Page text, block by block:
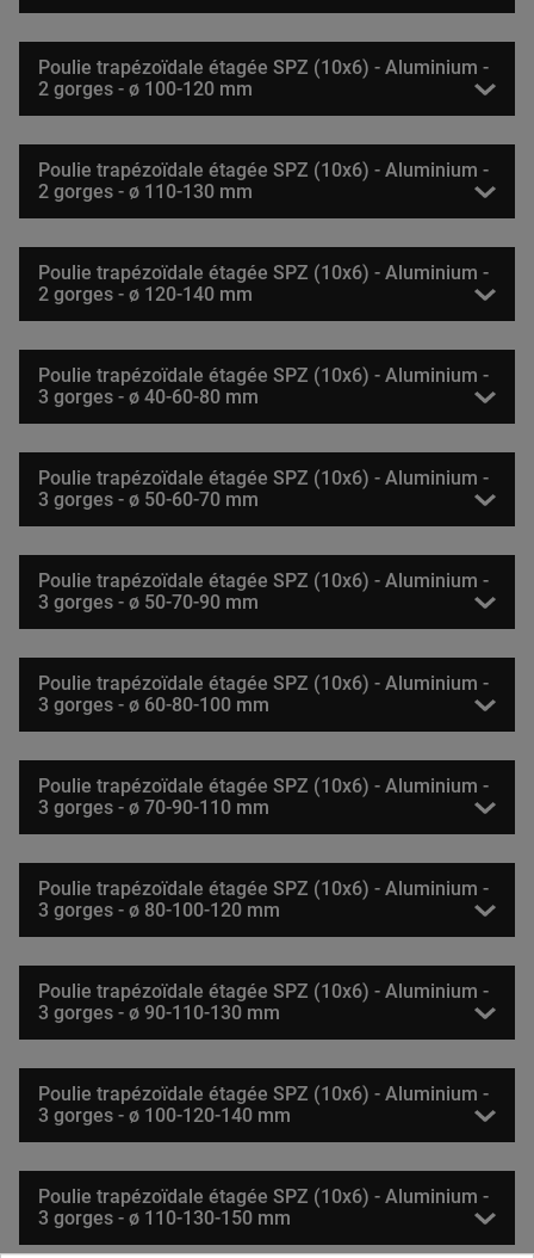
Poulie trapézoïdale étagée SPZ (10x6) - Aluminium -
2 gorges - ø 100-120 mm
Poulie trapézoïdale étagée SPZ (10x6) - Aluminium -
2 gorges - ø 110-130 mm
Poulie trapézoïdale étagée SPZ (10x6) - Aluminium -
2 gorges - ø 120-140 mm
Poulie trapézoïdale étagée SPZ (10x6) - Aluminium -
3 gorges - ø 40-60-80 mm
Poulie trapézoïdale étagée SPZ (10x6) - Aluminium -
3 gorges - ø 50-60-70 mm
Poulie trapézoïdale étagée SPZ (10x6) - Aluminium -
3 gorges - ø 50-70-90 mm
Poulie trapézoïdale étagée SPZ (10x6) - Aluminium -
3 gorges - ø 60-80-100 mm
Poulie trapézoïdale étagée SPZ (10x6) - Aluminium -
3 gorges - ø 70-90-110 mm
Poulie trapézoïdale étagée SPZ (10x6) - Aluminium -
3 gorges - ø 80-100-120 mm
Poulie trapézoïdale étagée SPZ (10x6) - Aluminium -
3 gorges - ø 90-110-130 mm
Poulie trapézoïdale étagée SPZ (10x6) - Aluminium -
3 gorges - ø 100-120-140 mm
Poulie trapézoïdale étagée SPZ (10x6) - Aluminium -
3 gorges - ø 110-130-150 mm